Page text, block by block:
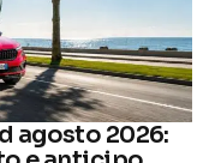
agosto 2026: